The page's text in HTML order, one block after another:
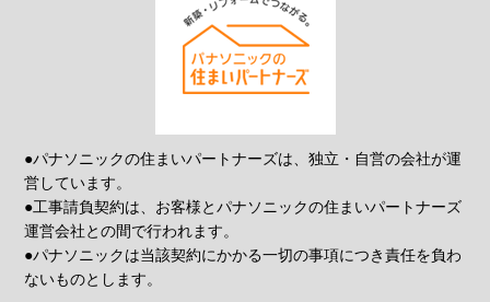
●パナソニックの住まいパートナーズは、独立・自営の会社が運
営しています。
●工事請負契約は、お客様とパナソニックの住まいパートナーズ
運営会社との間で行われます。
●パナソニックは当該契約にかかる一切の事項につき責任を負わ
ないものとします。